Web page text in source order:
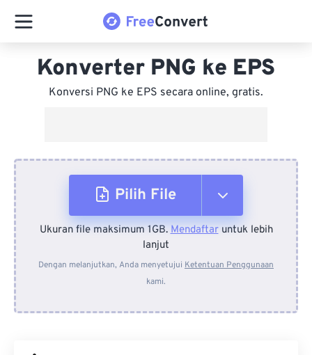
Konverter PNG ke EPS
Konversi PNG ke EPS secara online, gratis.
Pilih File
Dari Perangkat
Dari Dropbox
Ukuran file maksimum 1GB.Mendaftaruntuk lebih
lanjut
Dengan melanjutkan, Anda menyetujui Ketentuan Penggunaan
kami.